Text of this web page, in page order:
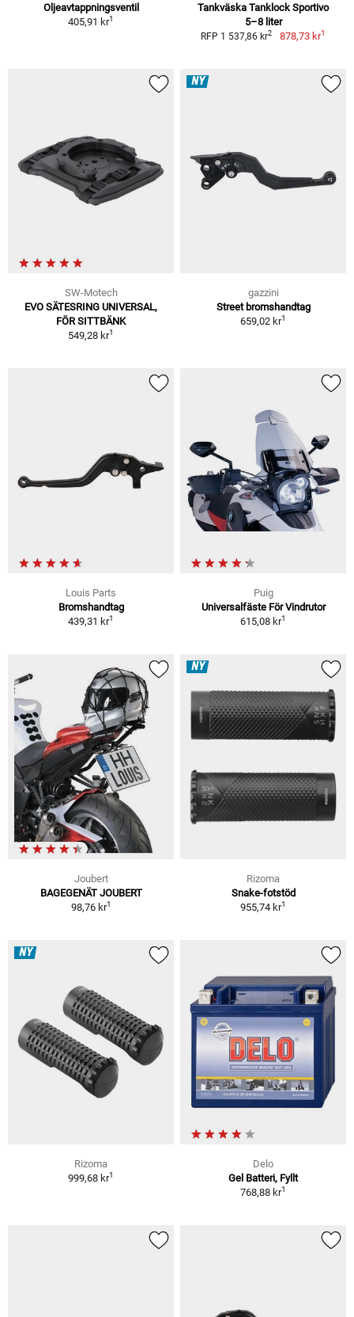
Oljeavtappningsventil
405,91 kr1
Tankväska Tanklock Sportivo
5–8 liter
RFP 1 537,86 kr2 878,73 kr1
SW-Motech
EVO SÄTESRING UNIVERSAL,
FÖR SITTBÄNK
549,28 kr1
NY
gazzini
Street bromshandtag
659,02 kr1
Louis Parts
Bromshandtag
439,31 kr1
Puig
Universalfäste För Vindrutor
615,08 kr1
Joubert
BAGEGENÄT JOUBERT
98,76 kr1
NY
Rizoma
Snake-fotstöd
955,74 kr1
NY
Rizoma
999,68 kr1
Delo
Gel Batteri, Fyllt
768,88 kr1